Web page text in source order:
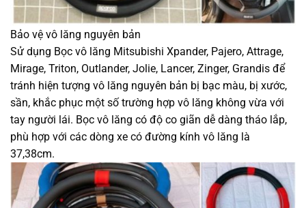
Bảo vệ vô lăng nguyên bản
Sử dụng Bọc vô lăng Mitsubishi Xpander, Pajero, Attrage,
Mirage, Triton, Outlander, Jolie, Lancer, Zinger, Grandis để
tránh hiện tượng vô lăng nguyên bản bị bạc màu, bị xước,
sần, khắc phục một số trường hợp vô lăng không vừa với
tay người lái. Bọc vô lăng có độ co giãn dễ dàng tháo lắp,
phù hợp với các dòng xe có đường kính vô lăng là
37,38cm.